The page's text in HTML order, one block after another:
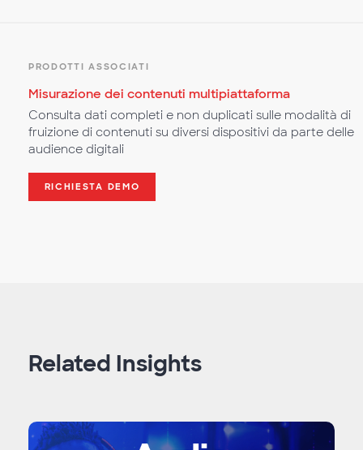
PRODOTTI ASSOCIATI
Misurazione dei contenuti multipiattaforma
Consulta dati completi e non duplicati sulle modalità di
fruizione di contenuti su diversi dispositivi da parte delle
audience digitali
RICHIESTA DEMO
Related Insights